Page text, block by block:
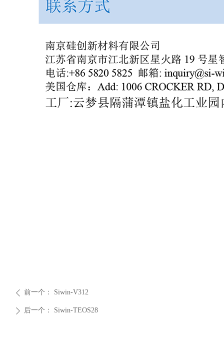
ꄴ 前一个： Siwin-V312
ꄲ 后一个： Siwin-TEOS28